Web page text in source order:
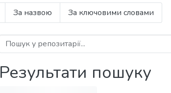
За назвою За ключовими словами
Результати пошуку